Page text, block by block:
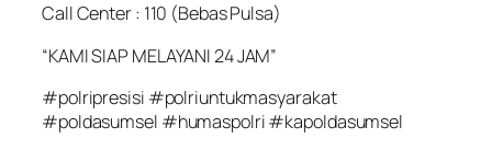
Call Center : 110 (Bebas Pulsa)
“KAMI SIAP MELAYANI 24 JAM”
#polripresisi #polriuntukmasyarakat
#poldasumsel #humaspolri #kapoldasumsel